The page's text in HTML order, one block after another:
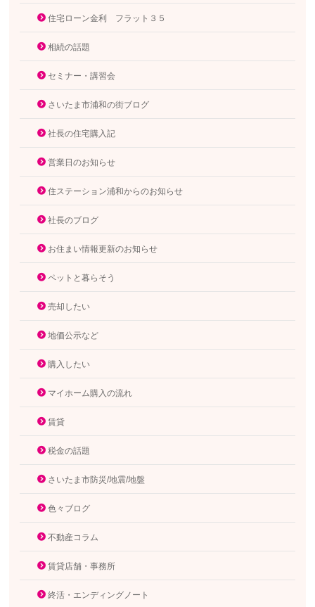
住宅ローン金利 フラット３５
相続の話題
セミナー・講習会
さいたま市浦和の街ブログ
社長の住宅購入記
営業日のお知らせ
住ステーション浦和からのお知らせ
社長のブログ
お住まい情報更新のお知らせ
ペットと暮らそう
売却したい
地価公示など
購入したい
マイホーム購入の流れ
賃貸
税金の話題
さいたま市防災/地震/地盤
色々ブログ
不動産コラム
賃貸店舗・事務所
終活・エンディングノート